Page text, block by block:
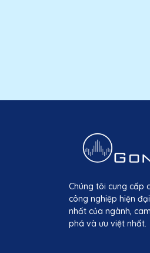
Chúng tôi cung cấp
công nghiệp hiện
nhất của ngành,
phá và ưu việt nhất.